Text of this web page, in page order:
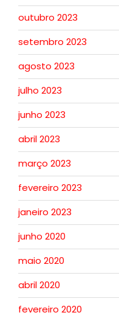
outubro 2023
setembro 2023
agosto 2023
julho 2023
junho 2023
abril 2023
março 2023
fevereiro 2023
janeiro 2023
junho 2020
maio 2020
abril 2020
fevereiro 2020